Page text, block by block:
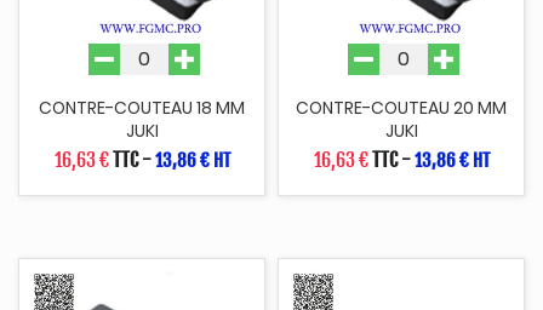
CONTRE-COUTEAU 18 MM
JUKI
16,63 €TTC-13,86 € HT
CONTRE-COUTEAU 20 MM
JUKI
16,63 €TTC-13,86 € HT